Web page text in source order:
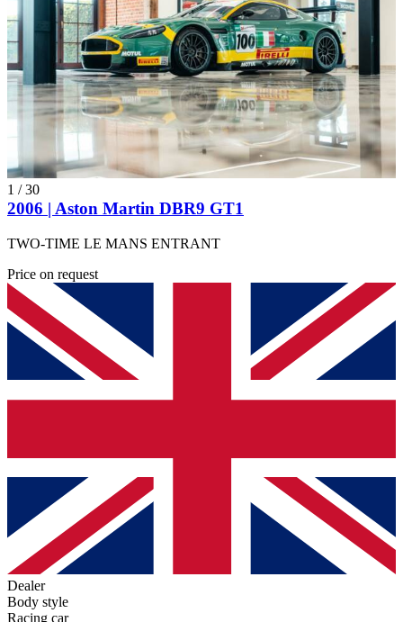
1 /30
2006 | Aston Martin DBR9 GT1
TWO-TIME LE MANS ENTRANT
Price on request
Dealer
Body style
Racing car